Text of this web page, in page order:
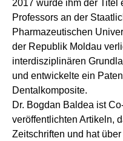
2017 wurde ihm der
Professors an der
Pharmazeutischen
der Republik Moldau
interdisziplinären
und entwickelte ein
Dentalkomposite.
Dr. Bogdan Baldea ist
veröffentlichten Artikeln,
Zeitschriften und hat